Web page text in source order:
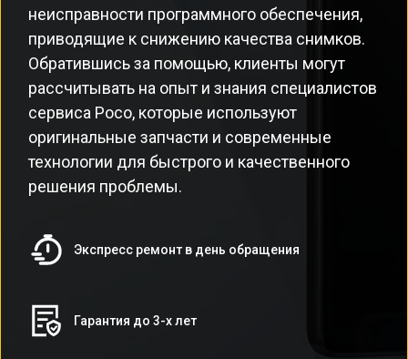
неисправности программного обеспечения,
приводящие к снижению качества снимков.
Обратившись за помощью, клиенты могут
рассчитывать на опыт и знания специалистов
сервиса Poco, которые используют
оригинальные запчасти и современные
технологии для быстрого и качественного
решения проблемы.
Экспресс ремонт в день обращения
Гарантия до 3-х лет